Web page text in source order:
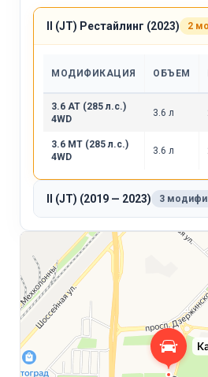
II (JT) Рестайлинг (2023) 2
МОДИФИКАЦИЯ ОБЪЕМ
3.6 AT (285 л.с.)
4WD
3.6 л
3.6 MT (285 л.с.)
4WD
3.6 л
II (JT) (2019 — 2023) 3